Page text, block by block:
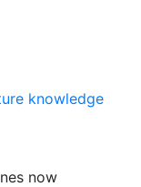
knowledge
now